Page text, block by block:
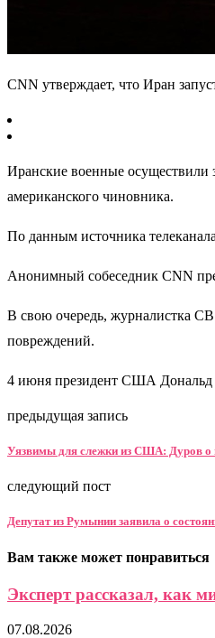
CNN утверждает, что Иран
Иранские военные осуществили
американского чиновника.
По данным источника
Анонимный собеседник CNN
В свою очередь, журналистка
повреждений.
4 июня президент США Дональд
предыдущая запись
Уязвимы для слежки из США: Дуров о
следующий пост
Депутат из Румынии заявила о
Вам также может понравиться
Эксперт рассказал, как
07.08.2026